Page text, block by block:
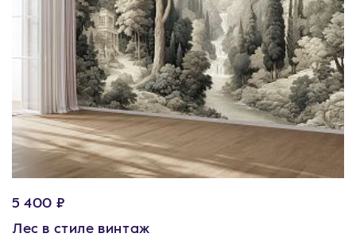
5 400 ₽
Лес в стиле винтаж